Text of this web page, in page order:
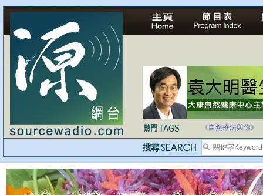
自家教育合法化-
《自然療法與你》